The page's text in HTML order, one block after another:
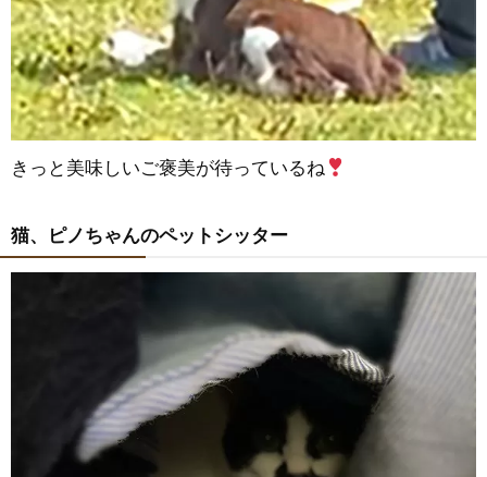
きっと美味しいご褒美が待っているね
猫、ピノちゃんのペットシッター